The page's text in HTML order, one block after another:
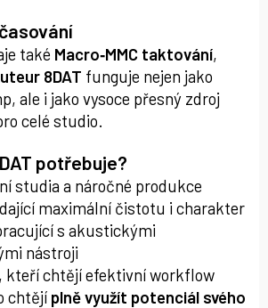
také Macro‑MMC taktování,
8DAT funguje nejen jako
ale i jako vysoce přesný zdroj
celé studio.
potřebuje?
studia a náročné produkce
maximální čistotu i charakter
s akustickými
nástroji
kteří chtějí efektivní workflow
chtějí plně využít potenciál svého